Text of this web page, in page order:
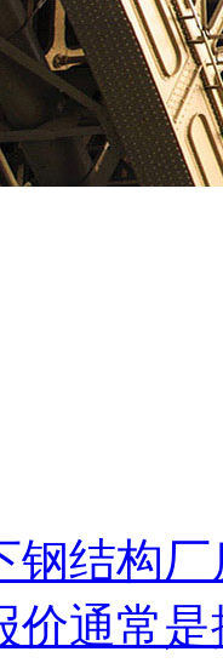
钢结构厂
价通常是